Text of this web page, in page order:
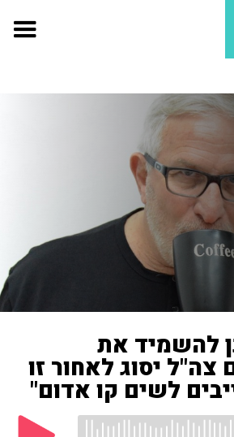
להשמיד את
יסוג לאחור זו
לשים קו אדום"